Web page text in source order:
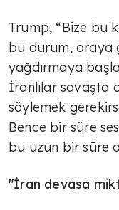
Trump, “Bize bu
bu durum, oraya
yağdırmaya
İranlılar savaşta
söylemek
Bence bir süre
bu uzun bir süre
"İran devasa